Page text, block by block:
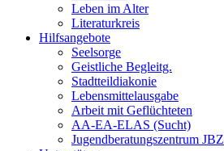
Leben im Alter
Literaturkreis
Hilfsangebote
Seelsorge
Geistliche Begleitg.
Stadtteildiakonie
Lebensmittelausgabe
Arbeit mit Geflüchteten
AA-EA-ELAS (Sucht)
Jugendberatungs­zentrum JBZ